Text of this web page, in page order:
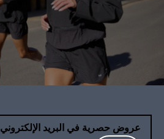
عروض حصرية في البريد الإلكتروني